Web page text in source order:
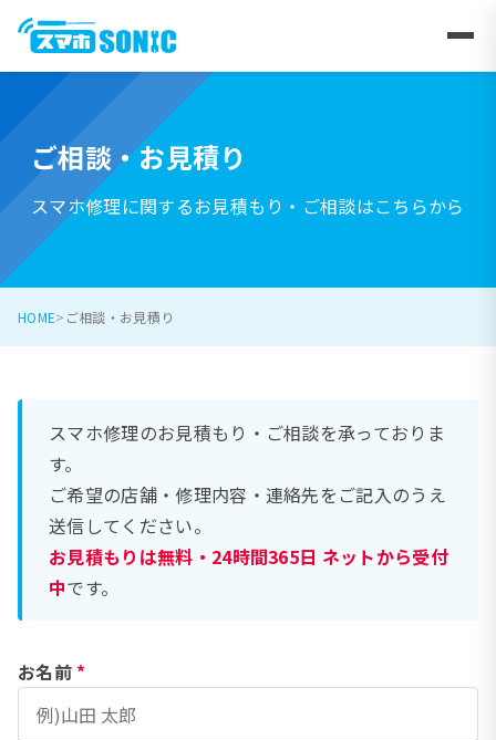
ご相談・お見積り
スマホ修理に関するお見積もり・ご相談はこちらから
HOME ご相談・お見積り
スマホ修理のお見積もり・ご相談を承っておりま
す。
ご希望の店舗・修理内容・連絡先をご記入のうえ
送信してください。
お見積もりは無料・24時間365日 ネットから受付
中です。
お名前 *